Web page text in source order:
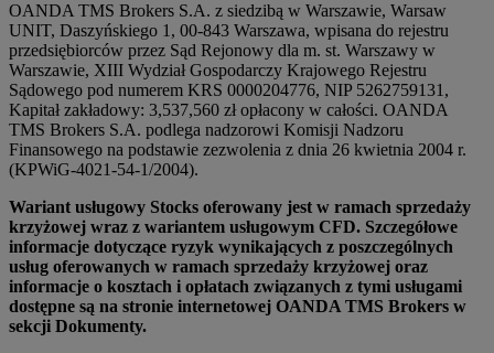
OANDA TMS Brokers S.A. z siedzibą w Warszawie, Warsaw
UNIT, Daszyńskiego 1, 00-843 Warszawa, wpisana do rejestru
przedsiębiorców przez Sąd Rejonowy dla m. st. Warszawy w
Warszawie, XIII Wydział Gospodarczy Krajowego Rejestru
Sądowego pod numerem KRS 0000204776, NIP 5262759131,
Kapitał zakładowy: 3,537,560 zł opłacony w całości. OANDA
TMS Brokers S.A. podlega nadzorowi Komisji Nadzoru
Finansowego na podstawie zezwolenia z dnia 26 kwietnia 2004 r.
(KPWiG-4021-54-1/2004).
Wariant usługowy Stocks oferowany jest w ramach sprzedaży
krzyżowej wraz z wariantem usługowym CFD. Szczegółowe
informacje dotyczące ryzyk wynikających z poszczególnych
usług oferowanych w ramach sprzedaży krzyżowej oraz
informacje o kosztach i opłatach związanych z tymi usługami
dostępne są na stronie internetowej OANDA TMS Brokers w
sekcji Dokumenty.